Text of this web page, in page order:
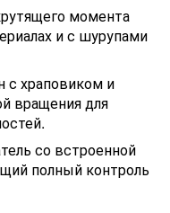
момента
и с шурупами
с храповиком и
вращения для
со встроенной
полный контроль